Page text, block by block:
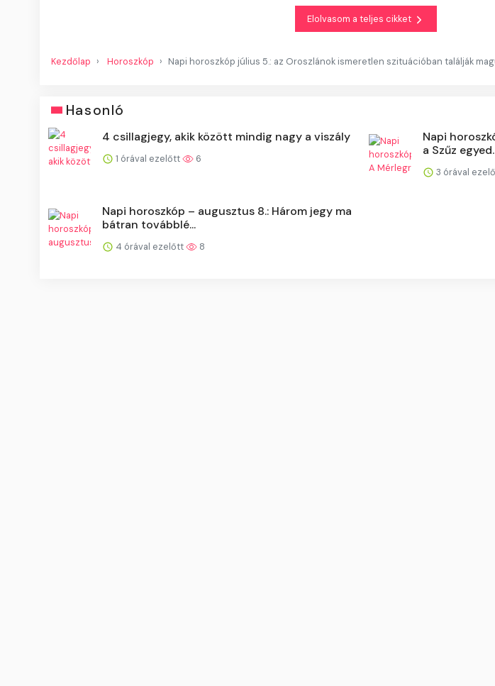
Elolvasom a teljes cikket
Kezdőlap Horoszkóp Napi horoszkóp július 5.: az Oroszlánok ismeretlen szituációban találják
Hasonló
4 csillagjegy, akik között mindig nagy a viszály
1 órával ezelőtt 6
Napi
a Szűz
3 órával
Napi horoszkóp – augusztus 8.: Három jegy ma
bátran továbblé...
4 órával ezelőtt 8